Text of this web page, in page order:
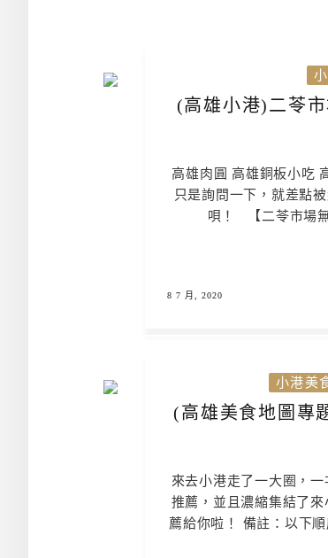
(高雄小港)二苓
高雄肉圓 高雄銅板小吃
只是詢問一下，就差點
唄！ 【二苓市場
8 7 月, 2020
小港美
(高雄美食地圖專
來去小港走了一大圈，
推薦，並且濃縮集結了
薦給你啦！ 備註：以下